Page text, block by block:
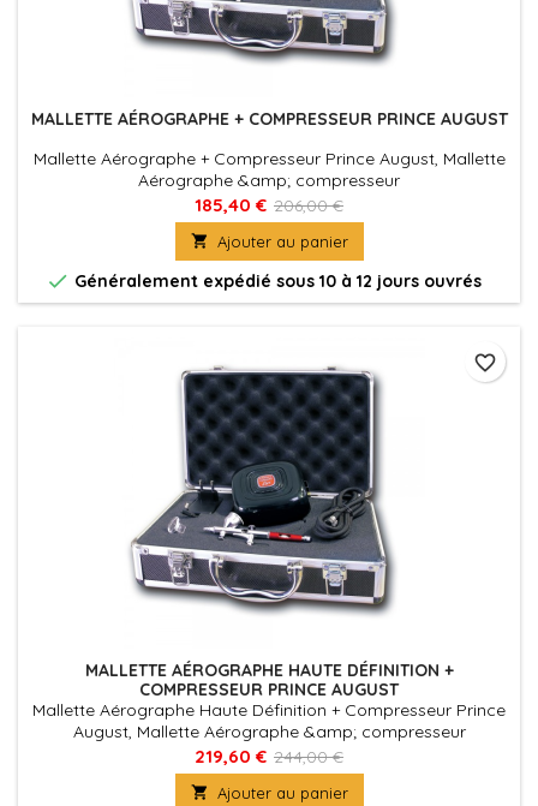
MALLETTE AÉROGRAPHE + COMPRESSEUR PRINCE AUGUST
Mallette Aérographe + Compresseur Prince August, Mallette
Aérographe &amp; compresseur
185,40 € 206,00 €
 Ajouter au panier
 Généralement expédié sous 10 à 12 jours ouvrés
MALLETTE AÉROGRAPHE HAUTE DÉFINITION +
COMPRESSEUR PRINCE AUGUST
Mallette Aérographe Haute Définition + Compresseur Prince
August, Mallette Aérographe &amp; compresseur
219,60 € 244,00 €
 Ajouter au panier
favorite_border